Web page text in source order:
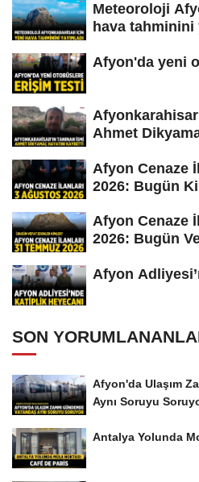
Meteoroloji
hava tahminini
Afyon'da yeni
Ahmet
Afyon Cenaze
2026: Bugün
Afyon Cenaze
2026: Bugün
Afyon
SON
Afyon'da Ulaşım
Aynı Soruyu
Antalya Yolunda